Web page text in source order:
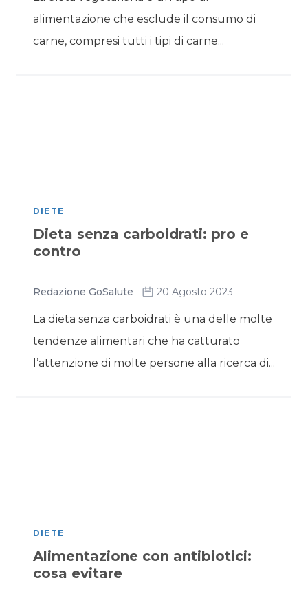
alimentazione che esclude il consumo di
carne, compresi tutti i tipi di carne...
DIETE
Dieta senza carboidrati: pro e
contro
Redazione GoSalute 20 Agosto 2023
La dieta senza carboidrati è una delle molte
tendenze alimentari che ha catturato
l’attenzione di molte persone alla ricerca di...
DIETE
Alimentazione con antibiotici:
cosa evitare